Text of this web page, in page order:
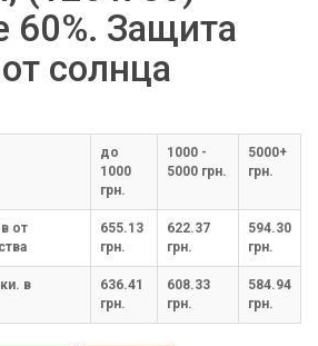
60%. Защита
солнца
до
1000
грн.
1000 -
5000 грн.
5000+
грн.
от
655.13
грн.
622.37
грн.
594.30
грн.
в
636.41
грн.
608.33
грн.
584.94
грн.